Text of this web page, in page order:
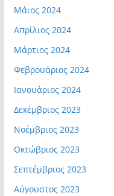
Μάιος 2024
Απρίλιος 2024
Μάρτιος 2024
Φεβρουάριος 2024
Ιανουάριος 2024
Δεκέμβριος 2023
Νοέμβριος 2023
Οκτώβριος 2023
Σεπτέμβριος 2023
Αύγουστος 2023